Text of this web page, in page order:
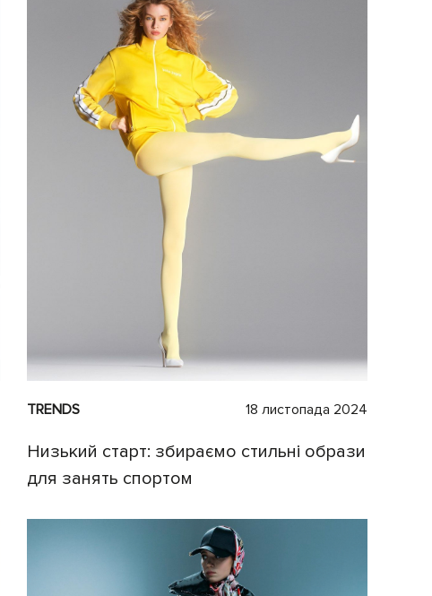
TRENDS 18 листопада 2024
Низький старт: збираємо стильні образи
для занять спортом